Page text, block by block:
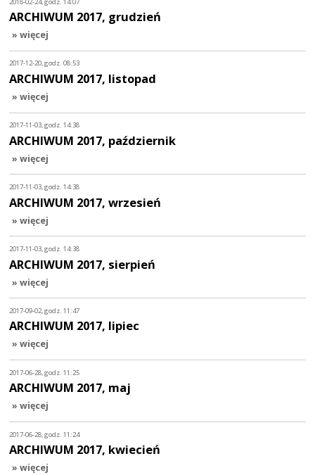
ARCHIWUM 2017, grudzień
» więcej
2017-12-20, godz. 08:53
ARCHIWUM 2017, listopad
» więcej
2017-11-03, godz. 14:38
ARCHIWUM 2017, październik
» więcej
2017-11-03, godz. 14:38
ARCHIWUM 2017, wrzesień
» więcej
2017-11-03, godz. 14:38
ARCHIWUM 2017, sierpień
» więcej
2017-09-02, godz. 11:47
ARCHIWUM 2017, lipiec
» więcej
2017-06-28, godz. 11:25
ARCHIWUM 2017, maj
» więcej
2017-06-28, godz. 11:24
ARCHIWUM 2017, kwiecień
» więcej